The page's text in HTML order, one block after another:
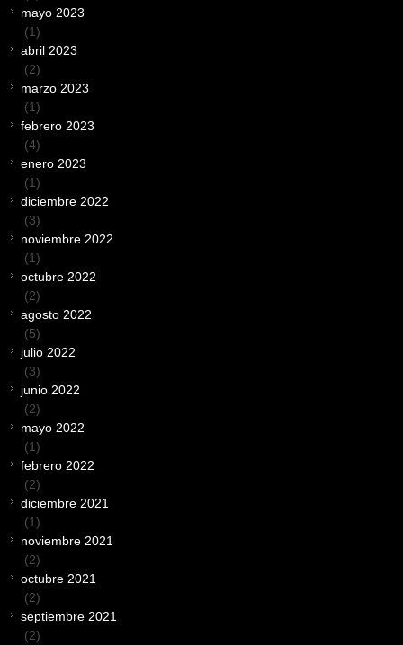
mayo 2023
(1)
abril 2023
(2)
marzo 2023
(1)
febrero 2023
(4)
enero 2023
(1)
diciembre 2022
(3)
noviembre 2022
(1)
octubre 2022
(2)
agosto 2022
(5)
julio 2022
(3)
junio 2022
(2)
mayo 2022
(1)
febrero 2022
(2)
diciembre 2021
(1)
noviembre 2021
(2)
octubre 2021
(2)
septiembre 2021
(2)